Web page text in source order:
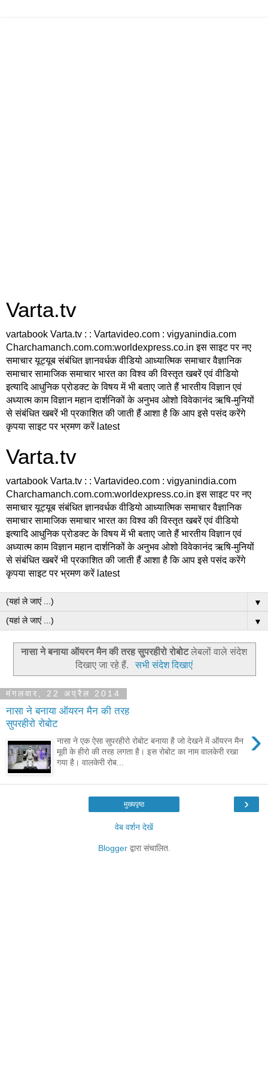
Varta.tv
vartabook Varta.tv : : Vartavideo.com : vigyanindia.com
Charchamanch.com.com:worldexpress.co.in इस साइट पर नए
समाचार यूट्यूब संबंधित ज्ञानवर्धक वीडियो आध्यात्मिक समाचार वैज्ञानिक
समाचार सामाजिक समाचार भारत का विश्व की विस्तृत खबरें एवं वीडियो
इत्यादि आधुनिक प्रोडक्ट के विषय में भी बताए जाते हैं भारतीय विज्ञान एवं
अध्यात्म काम विज्ञान महान दार्शनिकों के अनुभव ओशो विवेकानंद ऋषि-मुनियों
से संबंधित खबरें भी प्रकाशित की जाती हैं आशा है कि आप इसे पसंद करेंगे
कृपया साइट पर भ्रमण करें latest
Varta.tv
vartabook Varta.tv : : Vartavideo.com : vigyanindia.com
Charchamanch.com.com:worldexpress.co.in इस साइट पर नए
समाचार यूट्यूब संबंधित ज्ञानवर्धक वीडियो आध्यात्मिक समाचार वैज्ञानिक
समाचार सामाजिक समाचार भारत का विश्व की विस्तृत खबरें एवं वीडियो
इत्यादि आधुनिक प्रोडक्ट के विषय में भी बताए जाते हैं भारतीय विज्ञान एवं
अध्यात्म काम विज्ञान महान दार्शनिकों के अनुभव ओशो विवेकानंद ऋषि-मुनियों
से संबंधित खबरें भी प्रकाशित की जाती हैं आशा है कि आप इसे पसंद करेंगे
कृपया साइट पर भ्रमण करें latest
▼
▼
नासा ने बनाया ऑयरन मैन की तरह सुपरहीरो रोबोटलेबलों वाले संदेश
दिखाए जा रहे हैं.
सभी संदेश दिखाएं
मंगलवार, 22 अप्रैल 2014
नासा ने बनाया ऑयरन मैन की तरह
सुपरहीरो रोबोट
›
नासा ने एक ऐसा सुपरहीरो रोबोट बनाया है जो देखने में ऑयरन मैन
मूवी के हीरो की तरह लगता है। इस रोबोट का नाम वालकेरी रखा
गया है। वालकेरी रोब...
›
मुख्यपृष्ठ
वेब वर्शन देखें
Bloggerद्वारा संचालित.